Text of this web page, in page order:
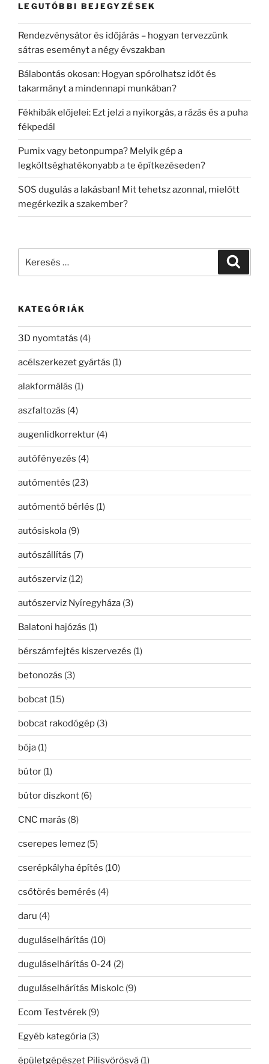
LEGUTÓBBI BEJEGYZÉSEK
Rendezvénysátor és időjárás – hogyan tervezzünk
sátras eseményt a négy évszakban
Bálabontás okosan: Hogyan spórolhatsz időt és
takarmányt a mindennapi munkában?
Fékhibák előjelei: Ezt jelzi a nyikorgás, a rázás és a puha
fékpedál
Pumix vagy betonpumpa? Melyik gép a
legköltséghatékonyabb a te építkezéseden?
SOS dugulás a lakásban! Mit tehetsz azonnal, mielőtt
megérkezik a szakember?
KATEGÓRIÁK
3D nyomtatás (4)
acélszerkezet gyártás (1)
alakformálás (1)
aszfaltozás (4)
augenlidkorrektur (4)
autófényezés (4)
autómentés (23)
autómentő bérlés (1)
autósiskola (9)
autószállítás (7)
autószerviz (12)
autószerviz Nyíregyháza (3)
Balatoni hajózás (1)
bérszámfejtés kiszervezés (1)
betonozás (3)
bobcat (15)
bobcat rakodógép (3)
bója (1)
bútor (1)
bútor diszkont (6)
CNC marás (8)
cserepes lemez (5)
cserépkályha építés (10)
csőtörés bemérés (4)
daru (4)
duguláselhárítás (10)
duguláselhárítás 0-24 (2)
duguláselhárítás Miskolc (9)
Ecom Testvérek (9)
Egyéb kategória (3)
épületgépészet Pilisvörösvá (1)